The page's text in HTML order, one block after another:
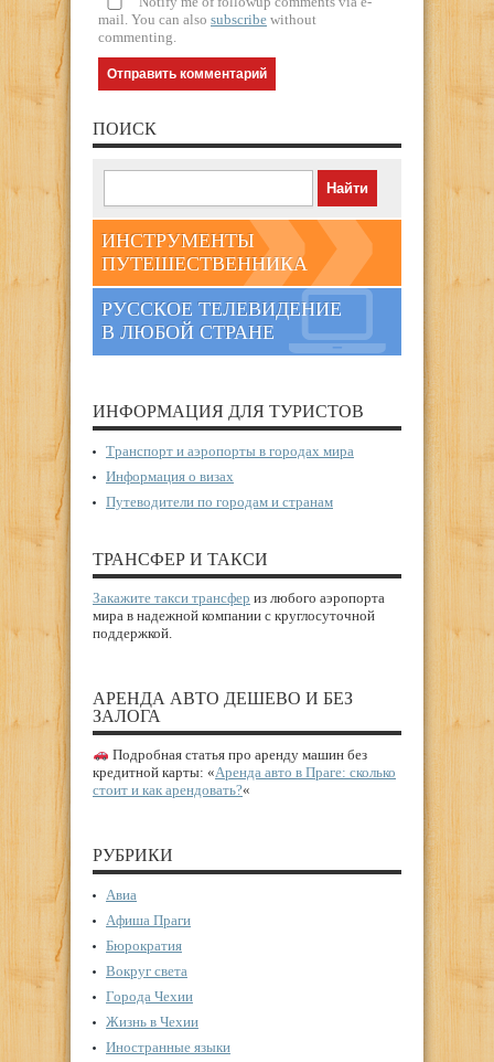
mail. You can also subscribe without
commenting.
ПОИСК
ИНСТРУМЕНТЫ
ПУТЕШЕСТВЕННИКА
РУССКОЕ ТЕЛЕВИДЕНИЕ
В ЛЮБОЙ СТРАНЕ
ИНФОРМАЦИЯ ДЛЯ ТУРИСТОВ
Транспорт и аэропорты в городах мира
Информация о визах
Путеводители по городам и странам
ТРАНСФЕР И ТАКСИ
Закажите такси трансфер из любого аэропорта
мира в надежной компании с круглосуточной
поддержкой.
АРЕНДА АВТО ДЕШЕВО И БЕЗ
ЗАЛОГА
Подробная статья про аренду машин без
кредитной карты: «Аренда авто в Праге: сколько
стоит и как арендовать?«
РУБРИКИ
Авиа
Афиша Праги
Бюрократия
Вокруг света
Города Чехии
Жизнь в Чехии
Иностранные языки